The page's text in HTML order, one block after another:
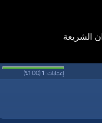
الشريعة
إعجابات:1
(
100
%)